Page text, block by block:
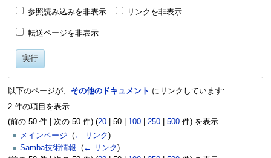
参照読み込みを非表示 リンクを非表示
転送ページを非表示
実行
以下のページが、 その他のドキュメント にリンクしています:
2 件の項目を表示
(前の 50 件| 次の 50 件) (20| 50| 100| 250| 500件) を表示
メインページ
(← リンク )
Samba技術情報
(← リンク )